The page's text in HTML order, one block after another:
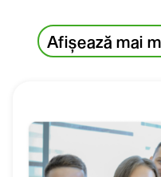
Afișează mai